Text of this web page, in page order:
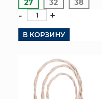
27 32 38
- +
В КОРЗИНУ